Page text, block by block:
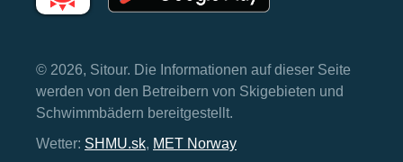
© 2026, Sitour. Die Informationen auf dieser Seite
werden von den Betreibern von Skigebieten und
Schwimmbädern bereitgestellt.
Wetter: SHMU.sk, MET Norway